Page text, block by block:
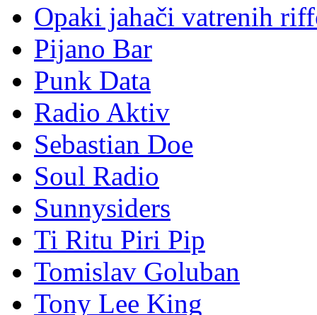
Opaki jahači vatrenih
Pijano Bar
Punk Data
Radio Aktiv
Sebastian Doe
Soul Radio
Sunnysiders
Ti Ritu Piri Pip
Tomislav Goluban
Tony Lee King